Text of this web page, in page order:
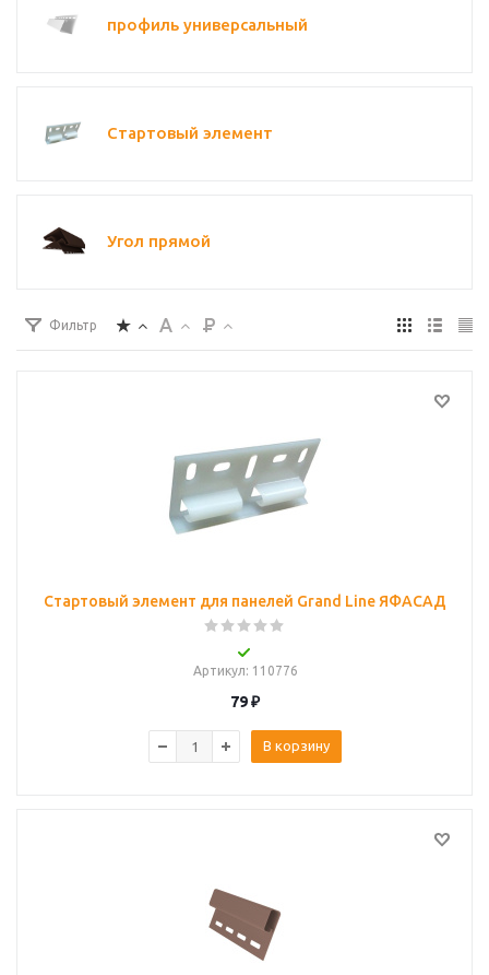
профиль универсальный
Стартовый элемент
Угол прямой
Фильтр
Стартовый элемент для панелей Grand Line ЯФАСАД
Артикул: 110776
79₽
В корзину